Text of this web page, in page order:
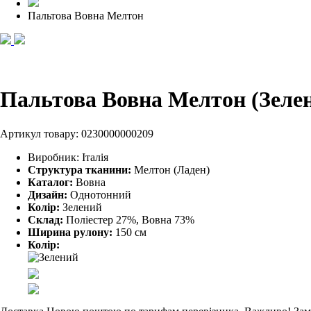
Пальтова Вовна Мелтон
Пальтова Вовна Мелтон
Артикул товару: 0230000000209
Виробник: Італія
Структура тканини: Мелтон (Ладен)
Каталог: Вовна
Дизайн: Однотонний
Колір: Зелений
Склад: Поліестер 27%, Вовна 73%
Ширина рулону: 150 см
Колір: